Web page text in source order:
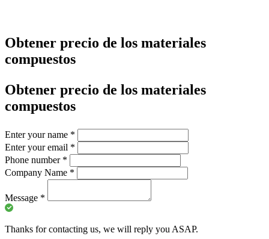
Obtener precio de los materiales
compuestos
Obtener precio de los materiales
compuestos
Enter your name *
Enter your email *
Phone number *
Company Name *
Message *
Thanks for contacting us, we will reply you ASAP.